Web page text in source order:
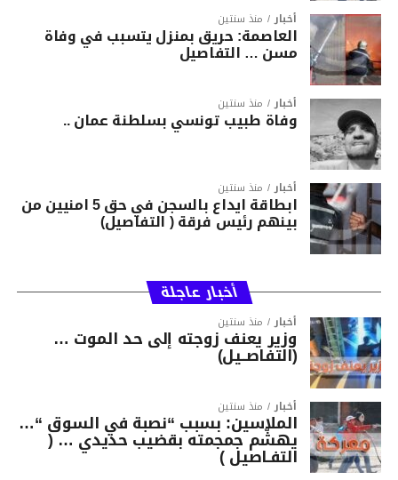
أخبار منذ سنتين
العاصمة: حريق بمنزل يتسبب في وفاة
مسن … التفاصيل
أخبار منذ سنتين
وفاة طبيب تونسي بسلطنة عمان ..
أخبار منذ سنتين
ابطاقة ايداع بالسجن في حق 5 امنيين من
بينهم رئيس فرقة ( التفاصيل)
أخبار عاجلة
أخبار منذ سنتين
وزير يعنف زوجته إلى حد الموت …
(التفاصــيل)
أخبار منذ سنتين
الملاسين: بسبب “نصبة في السوق “…
يهشّم جمجمته بقضيب حديدي … (
التفـاصيل )